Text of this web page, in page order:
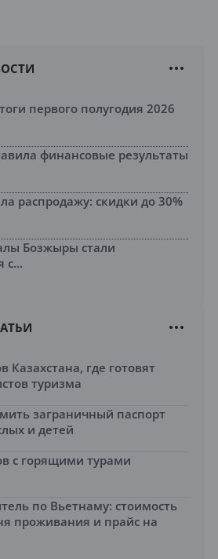
первого полугодия 2026
финансовые результаты
распродажу: скидки до 30%
Бозжыры стали
с...
Казахстана, где готовят
туризма
заграничный паспорт
и детей
с горящими турами
по Вьетнаму: стоимость
проживания и прайс на